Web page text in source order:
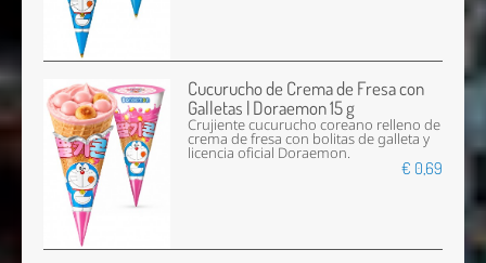
Cucurucho de Crema de Fresa con
Galletas | Doraemon 15 g
Crujiente cucurucho coreano relleno de
crema de fresa con bolitas de galleta y
licencia oficial Doraemon.
€ 0,69